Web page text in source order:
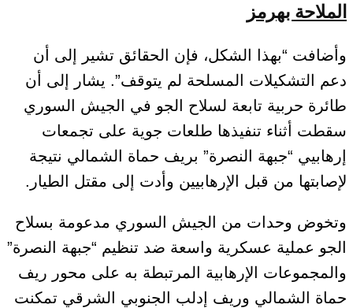
الملاحة بهرمز
وأضافت “بهذا الشكل، فإن الحقائق تشير إلى أن
دعم التشكيلات المسلحة لم يتوقف”. يشار إلى أن
طائرة حربية تابعة لسلاح الجو في الجيش السوري
سقطت أثناء تنفيذها طلعات جوية على تجمعات
إرهابيي “جبهة النصرة” بريف حماة الشمالي نتيجة
لإصابتها من قبل الإرهابيين وأدت إلى مقتل الطيار.
وتخوض وحدات من الجيش السوري مدعومة بسلاح
الجو عملية عسكرية واسعة ضد تنظيم “جبهة النصرة”
والمجموعات الإرهابية المرتبطة به على محور ريف
حماة الشمالي وريف إدلب الجنوبي الشرقي تمكنت